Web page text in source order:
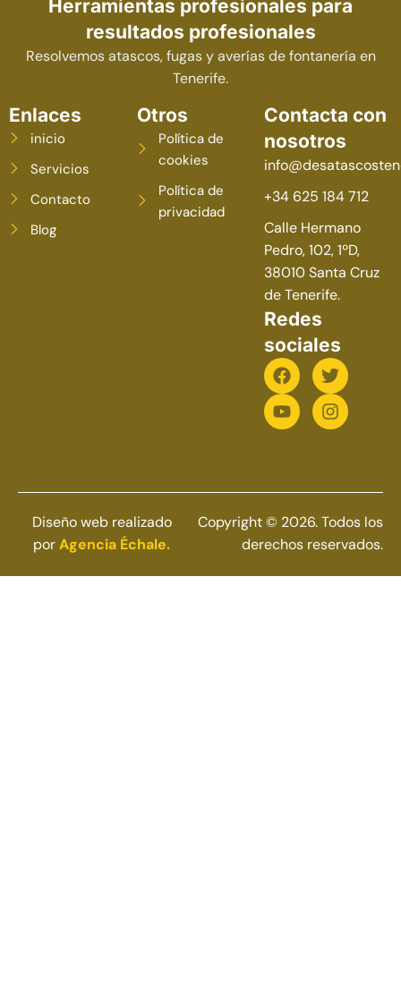
Herramientas profesionales para
resultados profesionales
Resolvemos atascos, fugas y averías de fontanería en
Tenerife.
Enlaces
inicio
Servicios
Contacto
Blog
Otros
Política de
cookies
Política de
privacidad
Contacta con
nosotros
+34 625 184 712
Calle Hermano
Pedro, 102, 1ºD,
38010 Santa Cruz
de Tenerife.
Redes
sociales
Diseño web realizado
porAgencia Échale.
Copyright © 2026. Todos los
derechos reservados.